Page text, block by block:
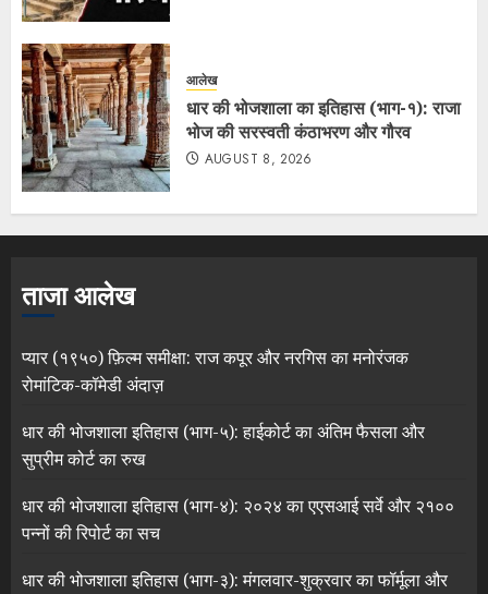
आलेख
धार की भोजशाला का इतिहास (भाग-१): राजा
भोज की सरस्वती कंठाभरण और गौरव
AUGUST 8, 2026
ताजा आलेख
प्यार (१९५०) फ़िल्म समीक्षा: राज कपूर और नरगिस का मनोरंजक
रोमांटिक-कॉमेडी अंदाज़
धार की भोजशाला इतिहास (भाग-५): हाईकोर्ट का अंतिम फैसला और
सुप्रीम कोर्ट का रुख
धार की भोजशाला इतिहास (भाग-४): २०२४ का एएसआई सर्वे और २१००
पन्नों की रिपोर्ट का सच
धार की भोजशाला इतिहास (भाग-३): मंगलवार-शुक्रवार का फॉर्मूला और